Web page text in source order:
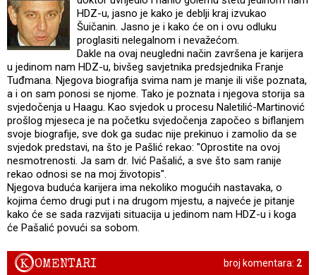
HDZ-u, jasno je kako je deblji kraj izvukao
Šuičanin. Jasno je i kako će on i ovu odluku
proglasiti nelegalnom i nevažećom.
Dakle na ovaj neugledni način završena je karijera
u jedinom nam HDZ-u, bivšeg savjetnika predsjednika Franje
Tuđmana. Njegova biografija svima nam je manje ili više poznata,
a i on sam ponosi se njome. Tako je poznata i njegova storija sa
svjedočenja u Haagu. Kao svjedok u procesu Naletilić-Martinović
prošlog mjeseca je na početku svjedočenja započeo s biflanjem
svoje biografije, sve dok ga sudac nije prekinuo i zamolio da se
svjedok predstavi, na što je Pašlić rekao: "Oprostite na ovoj
nesmotrenosti. Ja sam dr. Ivić Pašalić, a sve što sam ranije
rekao odnosi se na moj životopis".
Njegova buduća karijera ima nekoliko mogućih nastavaka, o
kojima ćemo drugi put i na drugom mjestu, a najveće je pitanje
kako će se sada razvijati situacija u jedinom nam HDZ-u i koga
će Pašalić povući sa sobom.
broj komentara: 2
KOMENTARI